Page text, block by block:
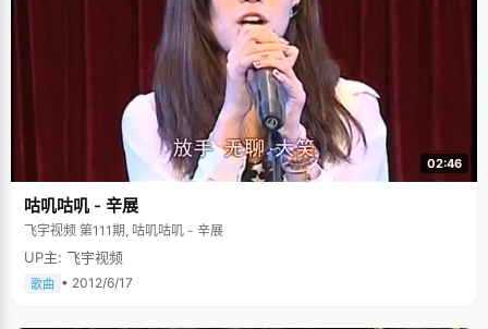
02:46
咕叽咕叽 - 辛展
飞宇视频 第111期, 咕叽咕叽 - 辛展
UP主: 飞宇视频
歌曲 • 2012/6/17